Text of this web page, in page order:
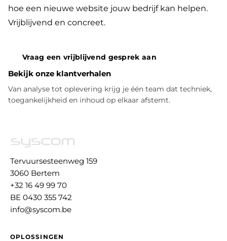
hoe een nieuwe website jouw bedrijf kan helpen.
Vrijblijvend en concreet.
Vraag een vrijblijvend gesprek aan
Bekijk onze klantverhalen
Van analyse tot oplevering krijg je één team dat techniek,
toegankelijkheid en inhoud op elkaar afstemt.
Tervuursesteenweg 159
3060 Bertem
+32 16 49 99 70
BE 0430 355 742
info@syscom.be
OPLOSSINGEN